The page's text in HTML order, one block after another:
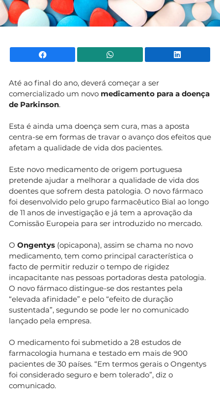
Facebook WhatsApp
Até ao final do ano, deverá começar a ser
comercializado um novo medicamento para a doença
de Parkinson.
Esta é ainda uma doença sem cura, mas a aposta
centra-se em formas de travar o avanço dos efeitos que
afetam a qualidade de vida dos pacientes.
Este novo medicamento de origem portuguesa
pretende ajudar a melhorar a qualidade de vida dos
doentes que sofrem desta patologia. O novo fármaco
foi desenvolvido pelo grupo farmacêutico Bial ao longo
de 11 anos de investigação e já tem a aprovação da
Comissão Europeia para ser introduzido no mercado.
O Ongentys (opicapona), assim se chama no novo
medicamento, tem como principal característica o
facto de permitir reduzir o tempo de rigidez
incapacitante nas pessoas portadoras desta patologia.
O novo fármaco distingue-se dos restantes pela
“elevada afinidade” e pelo “efeito de duração
sustentada”, segundo se pode ler no comunicado
lançado pela empresa.
O medicamento foi submetido a 28 estudos de
farmacologia humana e testado em mais de 900
pacientes de 30 países. “Em termos gerais o Ongentys
foi considerado seguro e bem tolerado”, diz o
comunicado.